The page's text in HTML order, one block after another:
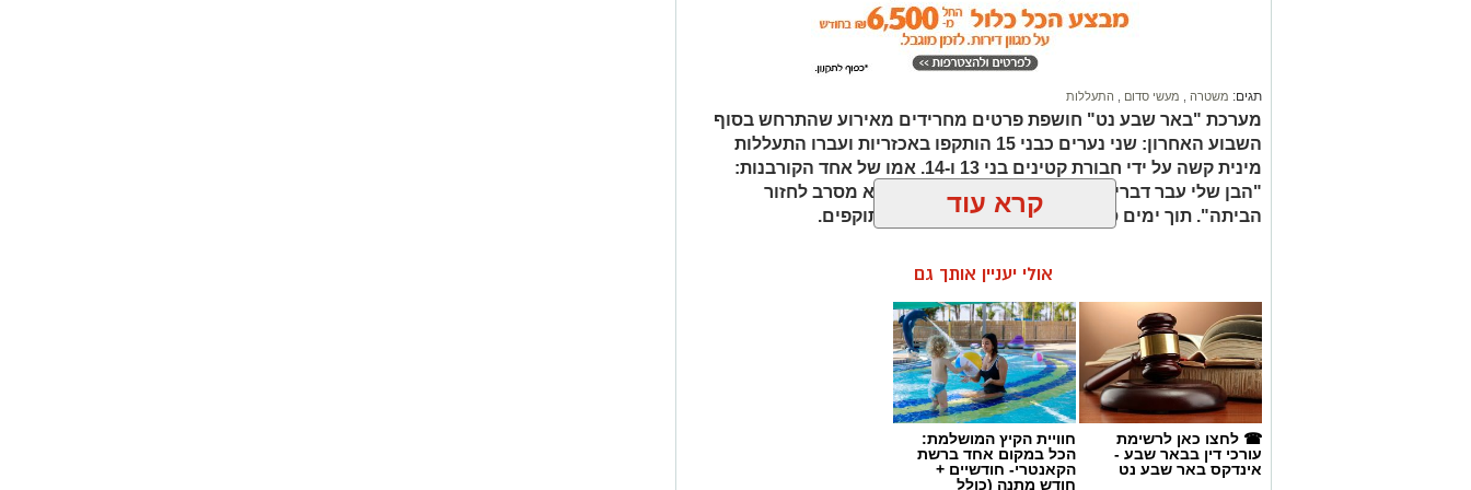
תגים: משטרה , מעשי סדום , התעללות
מערכת "באר שבע נט" חושפת פרטים מחרידים מאירוע שהתרחש בסוף
השבוע האחרון: שני נערים כבני 15 הותקפו באכזריות ועברו התעללות
מינית קשה על ידי חבורת קטינים בני 13 ו-14. אמו של אחד הקורבנות:
"הבן שלי עבר דברים מזעזעים, אנחנו מרוסקים והוא מסרב לחזור
הביתה". תוך ימים ספורים: צפוי כתב אישום נגד התוקפים.
קרא עוד
אולי יעניין אותך גם
☎ לחצו כאן לרשימת
עורכי דין בבאר שבע -
אינדקס באר שבע נט
חוויית הקיץ המושלמת:
הכל במקום אחד ברשת
הקאנטרי- חודשיים +
חודש מתנה (כולל